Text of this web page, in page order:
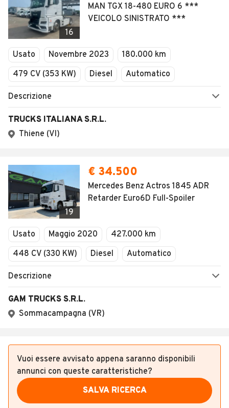
16
MAN TGX 18-480 EURO 6 ***
VEICOLO SINISTRATO ***
Usato Novembre 2023
180.000 km
479 CV (353 KW)
Diesel Automatico
Descrizione
TRUCKS ITALIANA S.R.L.
Thiene (VI)
19
€ 34.500
Mercedes Benz Actros 1845 ADR
Retarder Euro6D Full-Spoiler
Usato Maggio 2020
427.000 km
448 CV (330 KW)
Diesel Automatico
Descrizione
GAM TRUCKS S.R.L.
Sommacampagna (VR)
Vuoi essere avvisato appena saranno disponibili
annunci con queste caratteristiche?
SALVA RICERCA